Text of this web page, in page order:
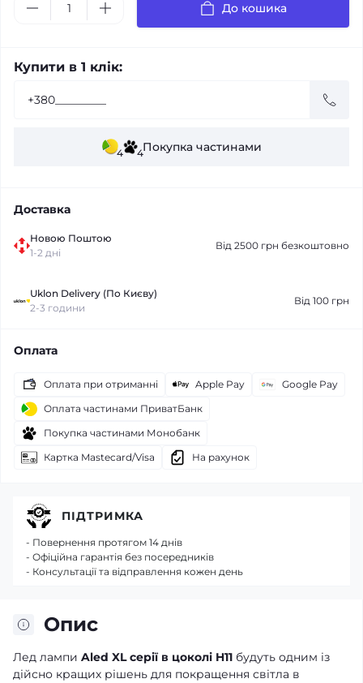
До кошика
Купити в 1 клік:
4 4Покупка частинами
Доставка
Новою Поштою
1-2 дні
Від 2500 грн безкоштовно
Uklon Delivery (По Києву)
2-3 години
Від 100 грн
Оплата
Оплата при отриманні Apple Pay
Google Pay
Оплата частинами ПриватБанк
Покупка частинами Монобанк
Картка Mastecard/Visa
На рахунок
Опис
Лед лампи Aled XL серії в цоколі H11 будуть одним із
дійсно кращих рішень для покращення світла в
ПІДТРИМКА
- Повернення протягом 14 днів
- Офіційна гарантія без посередників
- Консультації та відправлення кожен день